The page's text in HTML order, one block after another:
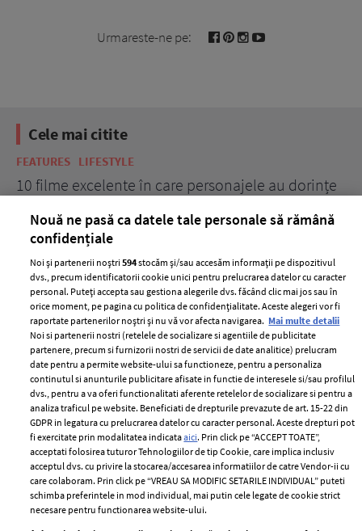
Urmareste-ne pe:
Cele mai citite
FEATURES LIFESTYLE
10 filme excelente în care personajele au dorințe
ELLE Style Awards
2024
Despre ELLE
Romania
Contact
Abonamente
Termeni si conditii
Politica de
confidențialitate
Politica de cookies
Publicitate
Nouă ne pasă ca datele tale personale să rămână
confidențiale
Noi și partenerii noștri594stocăm și/sau accesăm informații pe dispozitivul
dvs., precum identificatorii cookie unici pentru prelucrarea datelor cu caracter
personal. Puteți accepta sau gestiona alegerile dvs. făcând clic mai jos sau în
orice moment, pe pagina cu politica de confidențialitate. Aceste alegeri vor fi
raportate partenerilor noștri și nu vă vor afecta navigarea. Mai multe detalii
Noi si partenerii nostri (retelele de socializare si agentiile de publicitate
partenere, precum si furnizorii nostri de servicii de date analitice) prelucram
date pentru a permite website-ului sa functioneze, pentru a personaliza
continutul si anunturile publicitare afisate in functie de interesele si/sau profilul
dvs., pentru a va oferi functionalitati aferente retelelor de socializare si pentru a
analiza traficul pe website. Beneficiati de drepturile prevazute de art. 15-22 din
GDPR in legatura cu prelucrarea datelor cu caracter personal. Aceste drepturi pot
fi exercitate prin modalitatea indicataaici. Prin click pe “ACCEPT TOATE”,
acceptati folosirea tuturor Tehnologiilor de tip Cookie, care implica inclusiv
acceptul dvs. cu privire la stocarea/accesarea informatiilor de catre Vendor-ii cu
care colaboram. Prin click pe “VREAU SA MODIFIC SETARILE INDIVIDUAL” puteti
schimba preferintele in mod individual, mai putin cele legate de cookie strict
necesare pentru functionarea website-ului.